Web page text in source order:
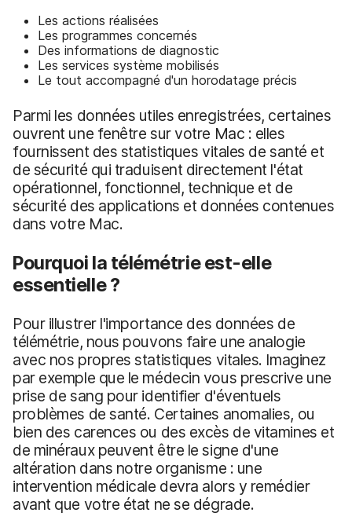
Les actions réalisées
Les programmes concernés
Des informations de diagnostic
Les services système mobilisés
Le tout accompagné d'un horodatage précis
Parmi les données utiles enregistrées, certaines
ouvrent une fenêtre sur votre Mac : elles
fournissent des statistiques vitales de santé et
de sécurité qui traduisent directement l'état
opérationnel, fonctionnel, technique et de
sécurité des applications et données contenues
dans votre Mac.
Pourquoi la télémétrie est-elle
essentielle ?
Pour illustrer l'importance des données de
télémétrie, nous pouvons faire une analogie
avec nos propres statistiques vitales. Imaginez
par exemple que le médecin vous prescrive une
prise de sang pour identifier d'éventuels
problèmes de santé. Certaines anomalies, ou
bien des carences ou des excès de vitamines et
de minéraux peuvent être le signe d'une
altération dans notre organisme : une
intervention médicale devra alors y remédier
avant que votre état ne se dégrade.